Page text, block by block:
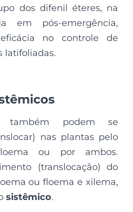
dos difenil éteres, na
em pós-emergência,
no controle de
latifoliadas.
também podem se
nas plantas pelo
ou por ambos.
(translocação) do
ou floema e xilema,
sistêmico.